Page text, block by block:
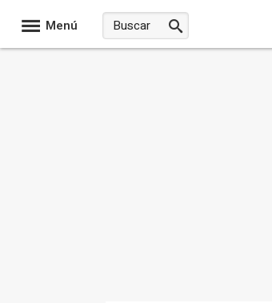
Menú